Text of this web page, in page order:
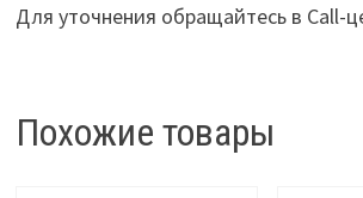
Для уточнения обращайтесь в Call-
Похожие товары